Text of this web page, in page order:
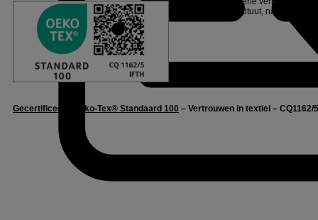
onafhankelijk instituut, na een
Gecertificeerd Oeko-Tex® Standaard 100 – Vertrouwen in textiel – CQ1162/